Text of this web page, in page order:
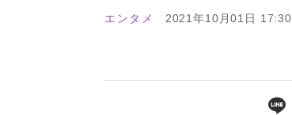
エンタメ 2021年10月01日 17:30